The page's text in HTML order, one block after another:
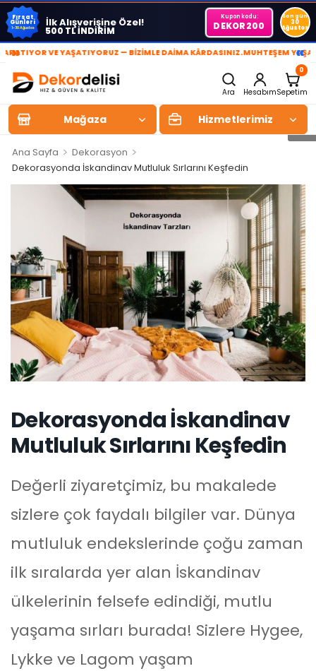
Fırsat
Günleri
1-30 Ağustos İlk Alışverişine Özel!
500 TL İNDİRİM
Kupon kodu:
DEKOR200
Son gün
30
Ağustos
» VE YAŞATIYORUZ — BİZİMLE DAİMA KÂRDASINIZ.MUHTEŞEM YAŞAM«
Ara Hesabım
0
Sepetim
Mağaza Hizmetlerimiz
Ana Sayfa > Dekorasyon >
Dekorasyonda İskandinav Mutluluk Sırlarını Keşfedin
Dekorasyonda İskandinav
Mutluluk Sırlarını Keşfedin
Değerli ziyaretçimiz, bu makalede
sizlere çok faydalı bilgiler var. Dünya
mutluluk endekslerinde çoğu zaman
ilk sıralarda yer alan İskandinav
ülkelerinin felsefe edindiği, mutlu
yaşama sırları burada! Sizlere Hygee,
Lykke ve Lagom yaşam